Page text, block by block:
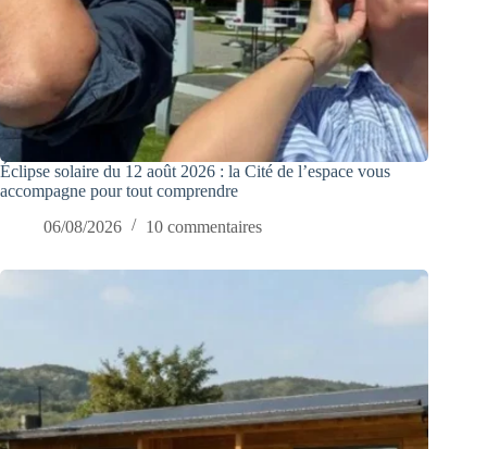
Éclipse solaire du 12 août 2026 : la Cité de l’espace vous
accompagne pour tout comprendre
06/08/2026
10 commentaires